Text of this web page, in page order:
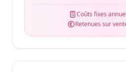
Coûts fixes
Retenues sur